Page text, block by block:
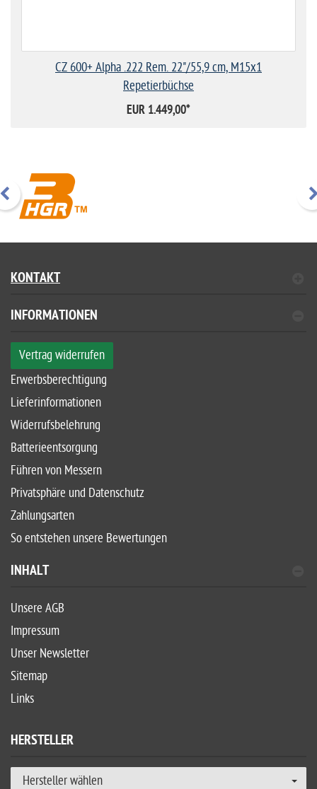
CZ 600+ Alpha .222 Rem. 22"/55,9 cm, M15x1
Repetierbüchse
EUR 1.449,00*
KONTAKT
INFORMATIONEN
Vertrag widerrufen
Erwerbsberechtigung
Lieferinformationen
Widerrufsbelehrung
Batterieentsorgung
Führen von Messern
Privatsphäre und Datenschutz
Zahlungsarten
So entstehen unsere Bewertungen
INHALT
Unsere AGB
Impressum
Unser Newsletter
Sitemap
Links
HERSTELLER
Hersteller wählen